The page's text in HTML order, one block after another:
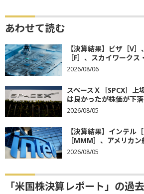
あわせて読む
【決算結果】ビザ［V
［F］、スカイワーク
2026/08/06
スペースＸ［SPCX］上
は良かったが株価が下
2026/08/05
【決算結果】インテル
［MMM］、アメリカ
2026/08/05
「米国株決算レポート」の過